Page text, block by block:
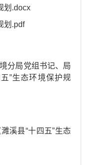
划.docx
划.pdf
分局党组书记、局
”生态环境保护规
溪县“十四五”生态